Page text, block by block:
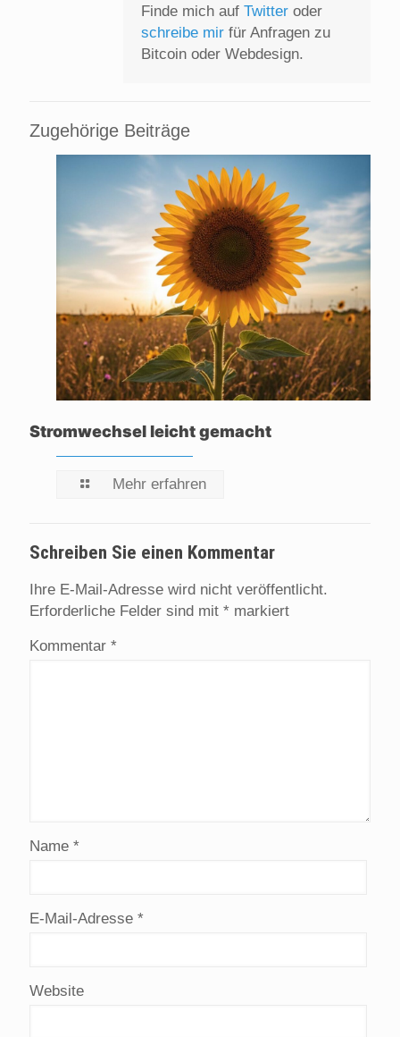
Finde mich auf Twitter oder
schreibe mir für Anfragen zu
Bitcoin oder Webdesign.
Zugehörige Beiträge
Stromwechsel leicht gemacht
Mehr erfahren
Schreiben Sie einen Kommentar
Ihre E-Mail-Adresse wird nicht veröffentlicht.
Erforderliche Felder sind mit * markiert
Kommentar *
Name *
E-Mail-Adresse *
Website